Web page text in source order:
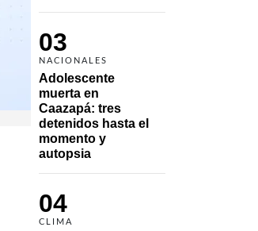
03
NACIONALES
Adolescente
muerta en
Caazapá: tres
detenidos hasta el
momento y
autopsia
04
CLIMA